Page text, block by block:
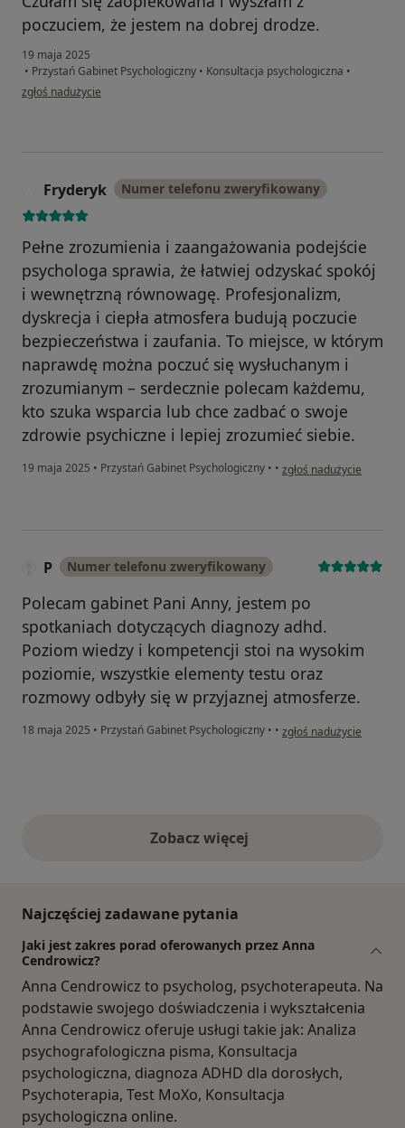
poczuciem, że jestem na dobrej drodze.
19 maja 2025
• Przystań Gabinet Psychologiczny • Konsultacja psychologiczna •
w opinii użytkownika Maja
zgłoś nadużycie
Fryderyk Numer telefonu zweryfikowany
Pełne zrozumienia i zaangażowania podejście
psychologa sprawia, że łatwiej odzyskać spokój
i wewnętrzną równowagę. Profesjonalizm,
dyskrecja i ciepła atmosfera budują poczucie
bezpieczeństwa i zaufania. To miejsce, w którym
naprawdę można poczuć się wysłuchanym i
zrozumianym – serdecznie polecam każdemu,
kto szuka wsparcia lub chce zadbać o swoje
zdrowie psychiczne i lepiej zrozumieć siebie.
19 maja 2025 • Przystań Gabinet Psychologiczny • • w opinii użytkownika
zgłoś nadużycie
P Numer telefonu zweryfikowany
Polecam gabinet Pani Anny, jestem po
spotkaniach dotyczących diagnozy adhd.
Poziom wiedzy i kompetencji stoi na wysokim
poziomie, wszystkie elementy testu oraz
rozmowy odbyły się w przyjaznej atmosferze.
18 maja 2025 • Przystań Gabinet Psychologiczny • • w opinii użytkownika P
zgłoś nadużycie
Zobacz więcejopinie powyżej
Najczęściej zadawane pytania
Jaki jest zakres porad oferowanych przez Anna
Cendrowicz?
Anna Cendrowicz to psycholog, psychoterapeuta. Na
podstawie swojego doświadczenia i wykształcenia
Anna Cendrowicz oferuje usługi takie jak: Analiza
psychografologiczna pisma, Konsultacja
psychologiczna, diagnoza ADHD dla dorosłych,
Psychoterapia, Test MoXo, Konsultacja
psychologiczna online.